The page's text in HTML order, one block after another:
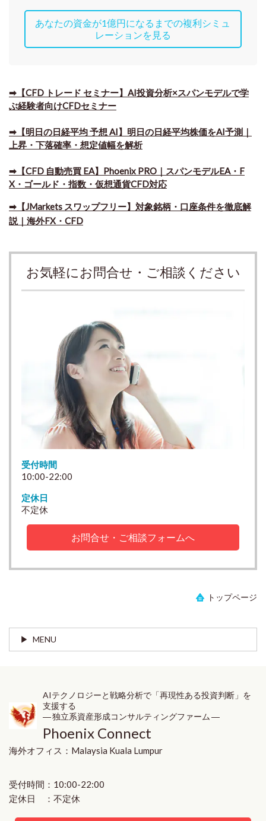
あなたの資金が1億円になるまでの複利シミュ
レーションを見る
➡【CFD トレード セミナー】AI投資分析×スパンモデルで学
ぶ経験者向けCFDセミナー
➡【明日の日経平均 予想 AI】明日の日経平均株価をAI予測｜
上昇・下落確率・想定値幅を解析
➡​【CFD 自動売買 EA】Phoenix PRO｜スパンモデルEA・F
X・ゴールド・指数・仮想通貨CFD対応
➡​【JMarkets スワップフリー】対象銘柄・口座条件を徹底解
説｜海外FX・CFD
お気軽にお問合せ・ご相談ください
受付時間
10:00-22:00
定休日
不定休
お問合せ・ご相談フォームへ
トップページ
MENU
AIテクノロジーと戦略分析で「再現性ある投資判断」を
支援する
― 独立系資産形成コンサルティングファーム ―
Phoenix Connect
海外オフィス： Malaysia Kuala Lumpur
受付時間：10:00-22:00
定休日 ：不定休